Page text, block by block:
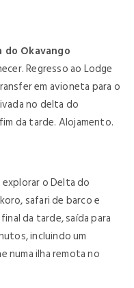
do Okavango
Regresso ao Lodge
em avioneta para o
no delta do
da tarde. Alojamento.
o Delta do
safari de barco e
da tarde, saída para
incluindo um
numa ilha remota no